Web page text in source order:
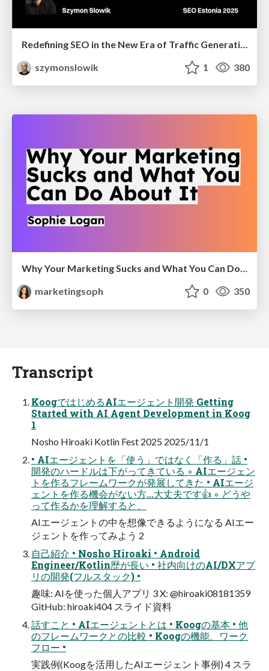
Redefining SEO in the New Era of Traffic Generation
szymonslowik
1 380
Why Your Marketing Sucks and What You Can Do About It - Sophie Logan
marketingsoph
0 350
Transcript
KoogではじめるAIエージェント開発 Getting
Started with AI Agent Development in Koog
1
Nosho Hiroaki Kotlin Fest 2025 2025/11/1
• AIエージェントを「使う」ではなく「作る」話 •
開発のハードルは下がってきている ◦ AIエージェン
トを作るフレームワークが発展してきた • AIエージ
ェントを作る機会がない方...大丈夫です👍 ◦ どうや
って作るかを理解すると、
AIエージェントの中を想像できるようになる AIエー
ジェントを作ってみよう 2
自己紹介 • Nosho Hiroaki • Android
Engineer/Kotlin歴が長い • 社内向けのAI/DXアプ
リの開発(フルスタック) •
趣味: AIを使った個人アプリ 3 X: @hiroaki08181359
GitHub: hiroaki404 スライド資料
話すこと • AIエージェントとは • Koogの基本 • 他
のフレームワークとの比較 • Koogの機能、ワーク
フロー •
実践例(Koogを活用したAIエージェント事例) 4 スラ